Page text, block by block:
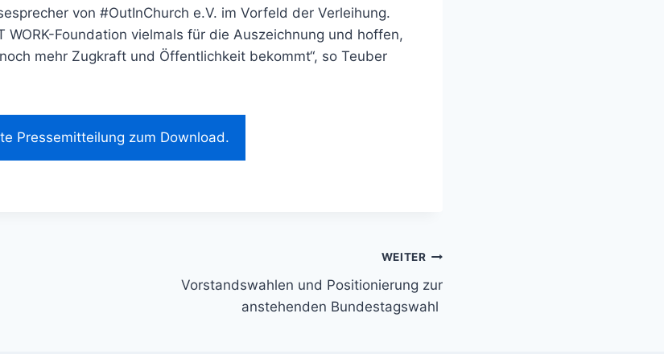
von #OutInChurch e.V. im Vorfeld der Verleihung.
WORK-Foundation vielmals für die Auszeichnung und hoffen,
mehr Zugkraft und Öffentlichkeit bekommt“, so Teuber
Pressemitteilung zum Download.
WEITER
Vorstandswahlen und Positionierung zur
anstehenden Bundestagswahl